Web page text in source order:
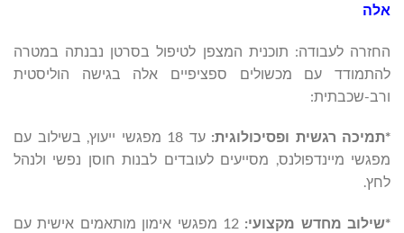
אלה
החזרה לעבודה: תוכנית המצפן לטיפול בסרטן נבנתה במטרה
להתמודד עם מכשולים ספציפיים אלה בגישה הוליסטית
ורב-שכבתית:
*תמיכה רגשית ופסיכולוגית:
עד 18 מפגשי ייעוץ, בשילוב עם
מפגשי מיינדפולנס, מסייעים לעובדים לבנות חוסן נפשי ולנהל
לחץ.
*שילוב מחדש מקצועי: 12 מפגשי אימון מותאמים אישית עם